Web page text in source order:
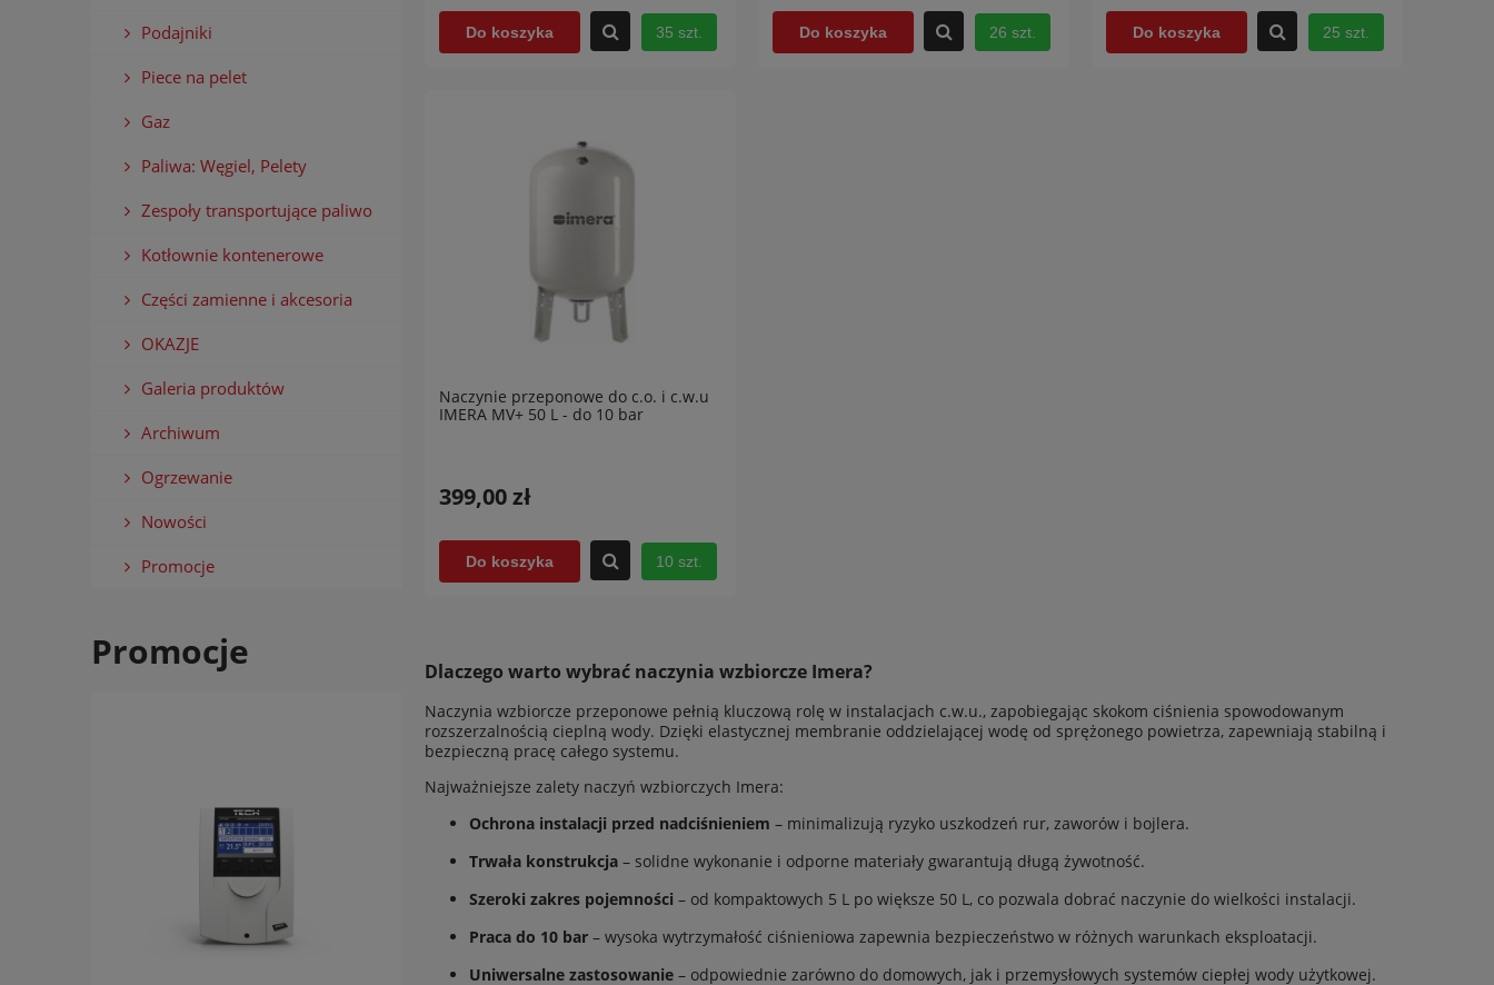
Podajniki
Piece na pelet
Gaz
Paliwa: Węgiel, Pelety
Zespoły transportujące paliwo
Kotłownie kontenerowe
Części zamienne i akcesoria
OKAZJE
Galeria produktów
Archiwum
Ogrzewanie
Nowości
Promocje
Promocje
Do koszyka 35 szt. Do koszyka 26 szt. Do koszyka 25 szt.
Naczynie przeponowe do c.o. i c.w.u
IMERA MV+ 50 L - do 10 bar
399,00 zł
Do koszyka 10 szt.
Dlaczego warto wybrać naczynia wzbiorcze Imera?
Naczynia wzbiorcze przeponowe pełnią kluczową rolę w instalacjach c.w.u., zapobiegając skokom ciśnienia spowodowanym
rozszerzalnością cieplną wody. Dzięki elastycznej membranie oddzielającej wodę od sprężonego powietrza, zapewniają stabilną i
bezpieczną pracę całego systemu.
Najważniejsze zalety naczyń wzbiorczych Imera:
Ochrona instalacji przed nadciśnieniem – minimalizują ryzyko uszkodzeń rur, zaworów i bojlera.
Trwała konstrukcja – solidne wykonanie i odporne materiały gwarantują długą żywotność.
Szeroki zakres pojemności – od kompaktowych 5 L po większe 50 L, co pozwala dobrać naczynie do wielkości instalacji.
Praca do 10 bar – wysoka wytrzymałość ciśnieniowa zapewnia bezpieczeństwo w różnych warunkach eksploatacji.
Uniwersalne zastosowanie – odpowiednie zarówno do domowych, jak i przemysłowych systemów ciepłej wody użytkowej.